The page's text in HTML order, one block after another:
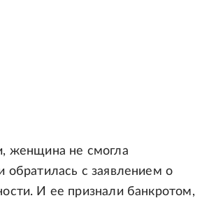
женщина не смогла
обратилась с заявлением о
И ее признали банкротом,